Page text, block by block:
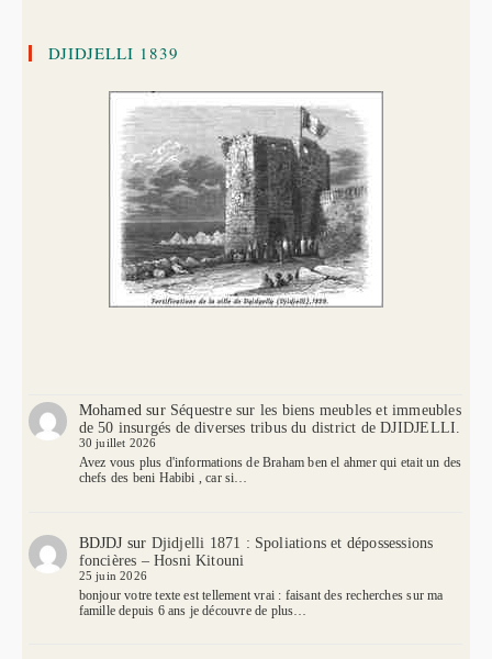
DJIDJELLI 1839
Mohamedsur Séquestre sur les biens meubles et immeubles
de 50 insurgés de diverses tribus du district de DJIDJELLI.
30 juillet 2026
Avez vous plus d'informations de Braham ben el ahmer qui etait un des
chefs des beni Habibi , car si…
BDJDJ sur Djidjelli 1871 : Spoliations et dépossessions
foncières – Hosni Kitouni
25 juin 2026
bonjour votre texte est tellement vrai : faisant des recherches sur ma
famille depuis 6 ans je découvre de plus…